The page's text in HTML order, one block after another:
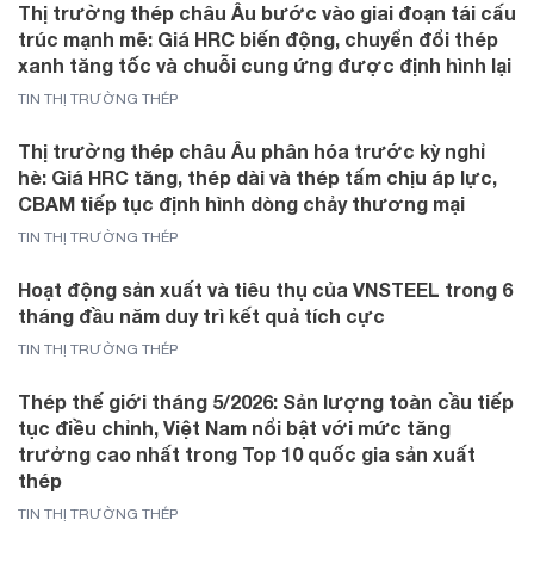
Thị trường thép châu Âu bước vào giai đoạn tái cấu
trúc mạnh mẽ: Giá HRC biến động, chuyển đổi thép
xanh tăng tốc và chuỗi cung ứng được định hình lại
TIN THỊ TRƯỜNG THÉP
Thị trường thép châu Âu phân hóa trước kỳ nghỉ
hè: Giá HRC tăng, thép dài và thép tấm chịu áp lực,
CBAM tiếp tục định hình dòng chảy thương mại
TIN THỊ TRƯỜNG THÉP
Hoạt động sản xuất và tiêu thụ của VNSTEEL trong 6
tháng đầu năm duy trì kết quả tích cực
TIN THỊ TRƯỜNG THÉP
Thép thế giới tháng 5/2026: Sản lượng toàn cầu tiếp
tục điều chỉnh, Việt Nam nổi bật với mức tăng
trưởng cao nhất trong Top 10 quốc gia sản xuất
thép
TIN THỊ TRƯỜNG THÉP